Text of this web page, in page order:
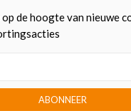
de hoogte van nieuwe
ABONNEER